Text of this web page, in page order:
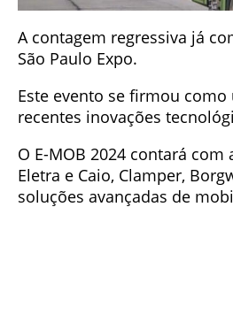
A contagem regressiva já
São Paulo Expo.
Este evento se firmou
recentes inovações
O E-MOB 2024 contará
Eletra e Caio, Clamper,
soluções avançadas de